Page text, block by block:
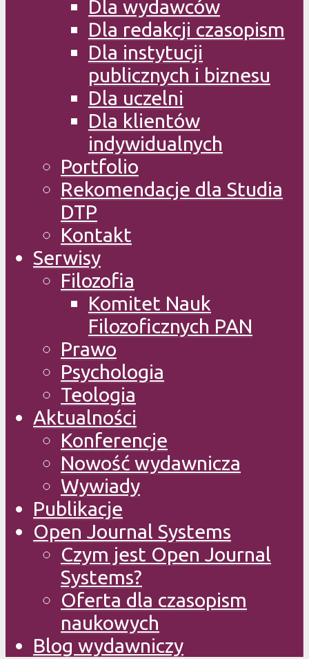
Dla wydawców
Dla redakcji czasopism
Dla instytucji
publicznych i biznesu
Dla uczelni
Dla klientów
indywidualnych
Portfolio
Rekomendacje dla Studia
DTP
Kontakt
Serwisy
Filozofia
Komitet Nauk
Filozoficznych PAN
Prawo
Psychologia
Teologia
Aktualności
Konferencje
Nowość wydawnicza
Wywiady
Publikacje
Open Journal Systems
Czym jest Open Journal
Systems?
Oferta dla czasopism
naukowych
Blog wydawniczy